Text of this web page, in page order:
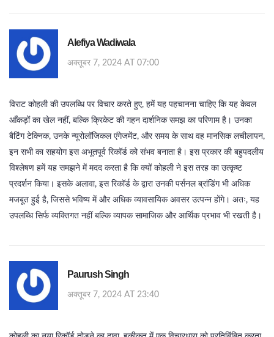
Alefiya Wadiwala
अक्तूबर 7, 2024 AT 07:00
विराट कोहली की उपलब्धि पर विचार करते हुए, हमें यह पहचानना चाहिए कि यह केवल
आँकड़ों का खेल नहीं, बल्कि क्रिकेट की गहन दार्शनिक समझ का परिणाम है। उनका
बैटिंग टेक्निक, उनके न्यूरोलॉजिकल एंगेजमेंट, और समय के साथ वह मानसिक लचीलापन,
इन सभी का सहयोग इस अभूतपूर्व रिकॉर्ड को संभव बनाता है। इस प्रकार की बहुपदलीय
विश्लेषण हमें यह समझने में मदद करता है कि क्यों कोहली ने इस तरह का उत्कृष्ट
प्रदर्शन किया। इसके अलावा, इस रिकॉर्ड के द्वारा उनकी पर्सनल ब्रांडिंग भी अधिक
मजबूत हुई है, जिससे भविष्य में और अधिक व्यावसायिक अवसर उत्पन्न होंगे। अतः, यह
उपलब्धि सिर्फ व्यक्तिगत नहीं बल्कि व्यापक सामाजिक और आर्थिक प्रभाव भी रखती है।
Paurush Singh
अक्तूबर 7, 2024 AT 23:40